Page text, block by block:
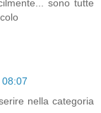
sono tutte
nella categoria